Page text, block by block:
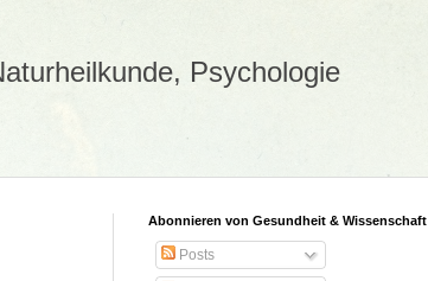
Psychologie
Abonnieren von Gesundheit & Wissenschaft
Posts